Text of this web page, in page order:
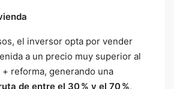
el inversor opta por vender
a un precio muy superior al
reforma, generando una
de entre el 30% y el 70%,